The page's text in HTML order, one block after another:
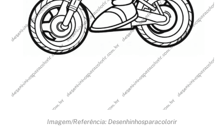
Imagem/Referência: Desenhinhosparacolorir